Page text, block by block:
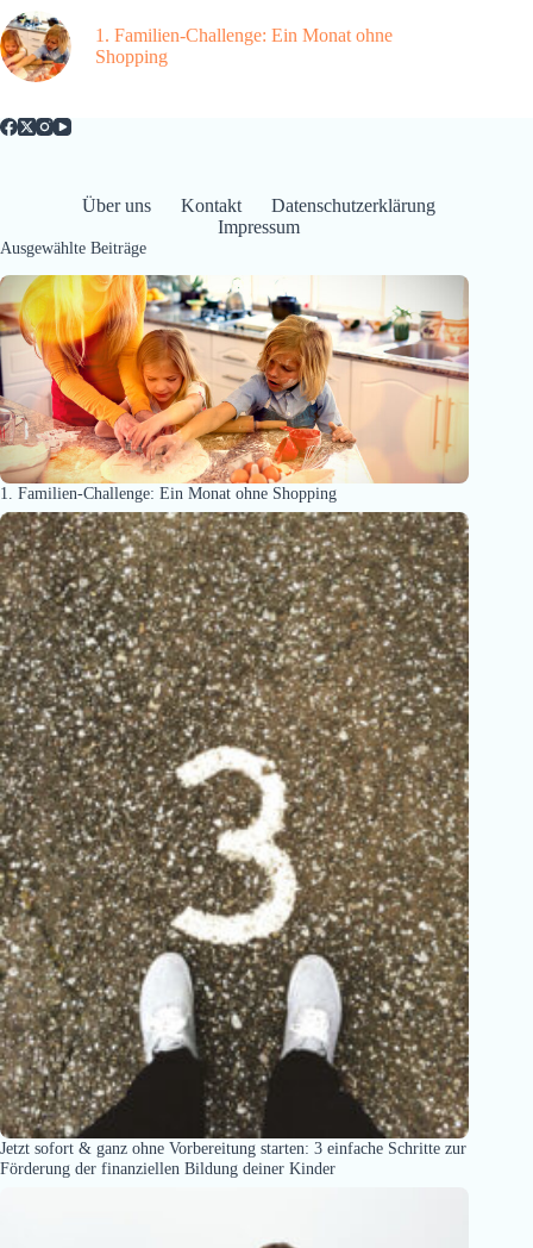
1. Familien-Challenge: Ein Monat ohne
Shopping
Über uns Kontakt
Datenschutzerklärung
Impressum
Ausgewählte Beiträge
1. Familien-Challenge: Ein Monat ohne Shopping
Jetzt sofort & ganz ohne Vorbereitung starten: 3 einfache Schritte zur
Förderung der finanziellen Bildung deiner Kinder